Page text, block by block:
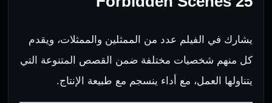
يشارك في الفيلم عدد من الممثلين والممثلات، ويقدم
كل منهم شخصيات مختلفة ضمن القصص المتنوعة التي
يتناولها العمل، مع أداء ينسجم مع طبيعة الإنتاج.